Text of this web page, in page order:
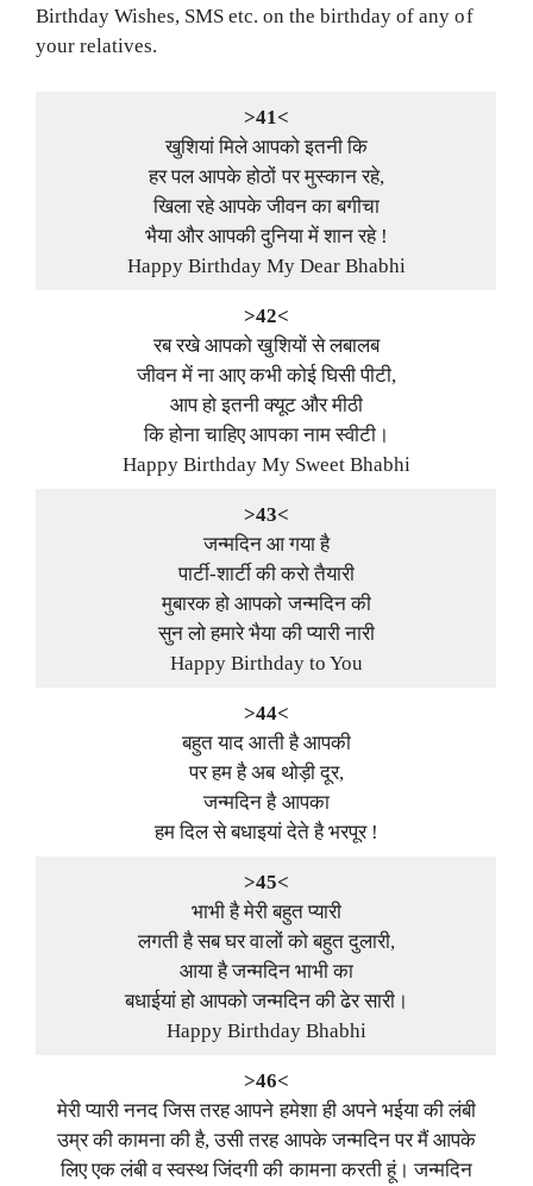
Birthday Wishes, SMS etc. on the birthday of any of
your relatives.
>41<
खुशियां मिले आपको इतनी कि
हर पल आपके होठों पर मुस्कान रहे,
खिला रहे आपके जीवन का बगीचा
भैया और आपकी दुनिया में शान रहे !
Happy Birthday My Dear Bhabhi
>42<
रब रखे आपको खुशियों से लबालब
जीवन में ना आए कभी कोई घिसी पीटी,
आप हो इतनी क्यूट और मीठी
कि होना चाहिए आपका नाम स्वीटी।
Happy Birthday My Sweet Bhabhi
>43<
जन्मदिन आ गया है
पार्टी-शार्टी की करो तैयारी
मुबारक हो आपको जन्मदिन की
सुन लो हमारे भैया की प्यारी नारी
Happy Birthday to You
>44<
बहुत याद आती है आपकी
पर हम है अब थोड़ी दूर,
जन्मदिन है आपका
हम दिल से बधाइयां देते है भरपूर !
>45<
भाभी है मेरी बहुत प्यारी
लगती है सब घर वालों को बहुत दुलारी,
आया है जन्मदिन भाभी का
बधाईयां हो आपको जन्मदिन की ढेर सारी।
Happy Birthday Bhabhi
>46<
मेरी प्यारी ननद जिस तरह आपने हमेशा ही अपने भईया की लंबी
उम्र की कामना की है, उसी तरह आपके जन्मदिन पर मैं आपके
लिए एक लंबी व स्वस्थ जिंदगी की कामना करती हूं। जन्मदिन